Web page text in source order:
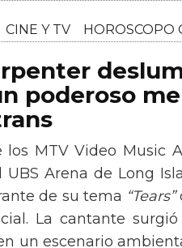
NOTICIAS GAY
poderoso
MTV Video Music
Arena de Long
de su tema “Tears”
La cantante